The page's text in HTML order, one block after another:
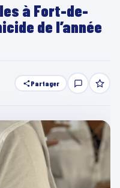
à Fort-de-
de l’année
Partager